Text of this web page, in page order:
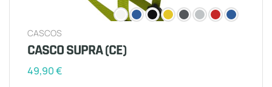
CASCOS
CASCO SUPRA (CE)
49,90€